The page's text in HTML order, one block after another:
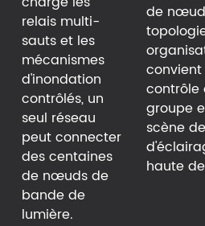
relais multi-
sauts et les
mécanismes
d'inondation
contrôlés, un
seul réseau
peut connecter
des centaines
de nœuds de
bande de
lumière.
de
contrôle
groupe
scène
haute